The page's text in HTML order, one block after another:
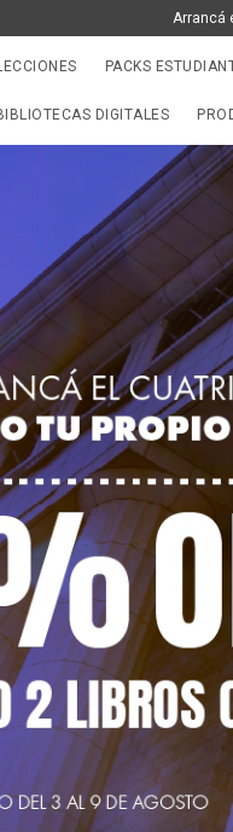
Arrancá
PACKS
DIGITALES